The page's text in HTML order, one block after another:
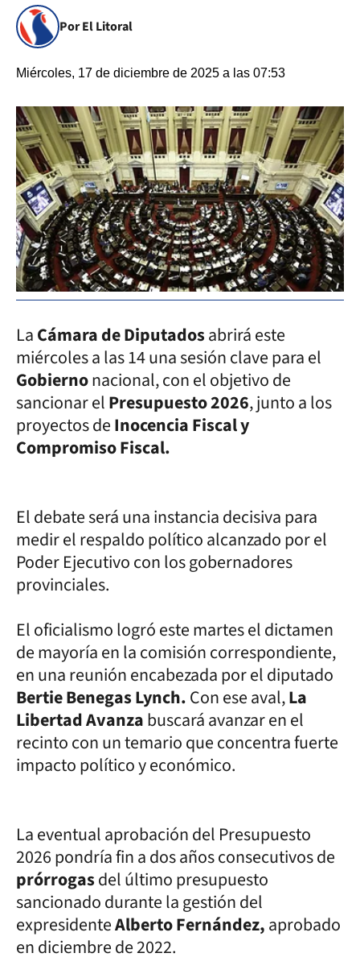
Por El Litoral
Miércoles, 17 de diciembre de 2025 a las 07:53
LaCámara de Diputadosabrirá este
miércoles a las 14 una sesión clave para el
Gobiernonacional, con el objetivo de
sancionar elPresupuesto 2026, junto a los
proyectos deInocencia Fiscal y
Compromiso Fiscal.
El debate será una instancia decisiva para
medir el respaldo político alcanzado por el
Poder Ejecutivo con los gobernadores
provinciales.
El oficialismo logró este martes el dictamen
de mayoría en la comisión correspondiente,
en una reunión encabezada por el diputado
Bertie Benegas Lynch.Con ese aval,La
LibertadAvanzabuscará avanzar en el
recinto con un temario que concentra fuerte
impacto político y económico.
La eventual aprobación del Presupuesto
2026 pondría fin a dos años consecutivos de
prórrogasdel último presupuesto
sancionado durante la gestión del
expresidenteAlberto Fernández,aprobado
en diciembre de 2022.